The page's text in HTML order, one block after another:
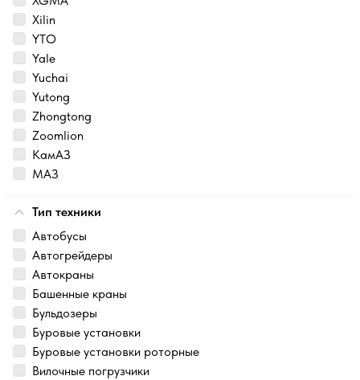
Xilin
YTO
Yale
Yuchai
Yutong
Zhongtong
Zoomlion
КамАЗ
МАЗ
Тип техники
Автобусы
Автогрейдеры
Автокраны
Башенные краны
Бульдозеры
Буровые установки
Буровые установки роторные
Вилочные погрузчики